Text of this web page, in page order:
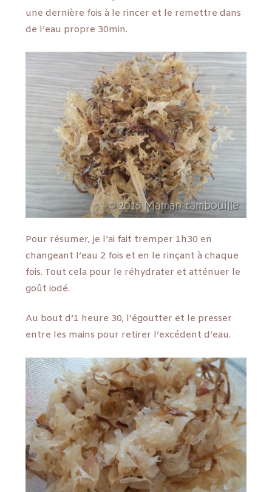
une dernière fois à le rincer et le remettre dans
de l’eau propre 30min.
Pour résumer, je l’ai fait tremper 1h30 en
changeant l’eau 2 fois et en le rinçant à chaque
fois. Tout cela pour le réhydrater et atténuer le
goût iodé.
Au bout d’1 heure 30, l’égoutter et le presser
entre les mains pour retirer l’excédent d’eau.